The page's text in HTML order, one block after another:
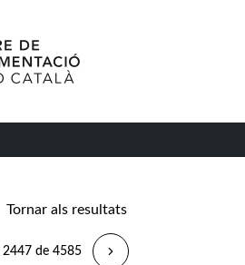
Tornar als resultats
2447 de 4585